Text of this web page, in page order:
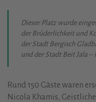
Dieser Platz wurde
der Brüderlichkeit und
der Stadt Bergisch
und der Stadt Beit Jala –
Rund 150 Gäste waren
Nicola Khamis,